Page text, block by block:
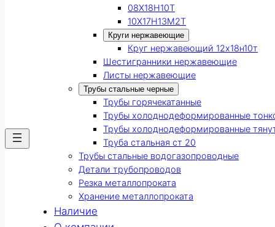
08Х18Н10Т
10Х17Н13М2Т
Круги нержавеющие
Круг нержавеющий 12х18н10т
Шестигранники нержавеющие
Листы нержавеющие
Трубы стальные черные
Трубы горячекатанные
Трубы холоднодеформированные
Трубы холоднодеформированные
Труба стальная ст 20
Трубы стальные водогазопроводные
Детали трубопроводов
Резка металлопроката
Хранение металлопроката
Наличие